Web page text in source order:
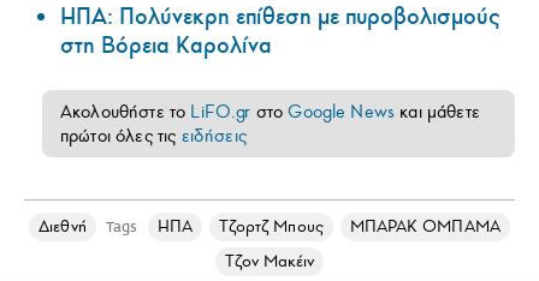
ΗΠΑ: Πολύνεκρη επίθεση με πυροβολισμούς
στη Βόρεια Καρολίνα
Ακολουθήστε το LiFO.gr στοGoogle News και μάθετε
πρώτοι όλες τις ειδήσεις
Διεθνή Tags ΗΠΑ Τζορτζ Μπους
ΜΠΑΡΑΚ ΟΜΠΑΜΑ
Τζον Μακέιν